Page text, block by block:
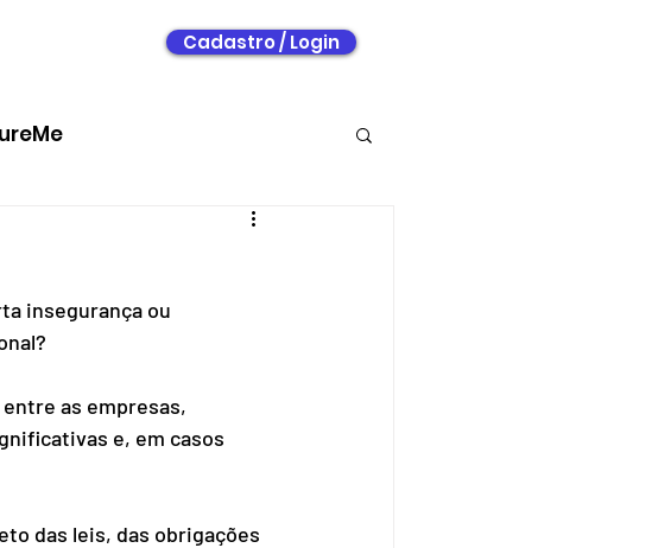
Cadastro / Login
insegurança ou
as empresas,
e, em casos
das leis, das obrigações